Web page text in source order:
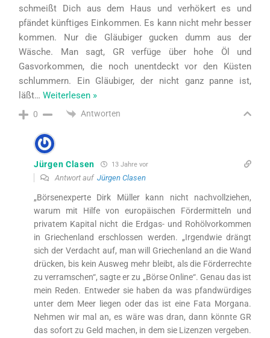
schmeißt Dich aus dem Haus und verhökert es und
pfändet künftiges Einkommen. Es kann nicht mehr besser
kommen. Nur die Gläubiger gucken dumm aus der
Wäsche. Man sagt, GR verfüge über hohe Öl und
Gasvorkommen, die noch unentdeckt vor den Küsten
schlummern. Ein Gläubiger, der nicht ganz panne ist,
läßt… Weiterlesen »
0 Antworten
Jürgen Clasen 13 Jahre vor
Antwort auf Jürgen Clasen
„Börsenexperte Dirk Müller kann nicht nachvollziehen,
warum mit Hilfe von europäischen Fördermitteln und
privatem Kapital nicht die Erdgas- und Rohölvorkommen
in Griechenland erschlossen werden. „Irgendwie drängt
sich der Verdacht auf, man will Griechenland an die Wand
drücken, bis kein Ausweg mehr bleibt, als die Förderrechte
zu verramschen“, sagte er zu „Börse Online“. Genau das ist
mein Reden. Entweder sie haben da was pfandwürdiges
unter dem Meer liegen oder das ist eine Fata Morgana.
Nehmen wir mal an, es wäre was dran, dann könnte GR
das sofort zu Geld machen, in dem sie Lizenzen vergeben.